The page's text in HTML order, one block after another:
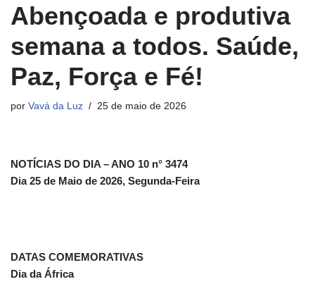
Abençoada e produtiva
semana a todos. Saúde,
Paz, Força e Fé!
por Vavá da Luz 25 de maio de 2026
NOTÍCIAS DO DIA – ANO 10 n° 3474
Dia 25 de Maio de 2026, Segunda-Feira
DATAS COMEMORATIVAS
Dia da África